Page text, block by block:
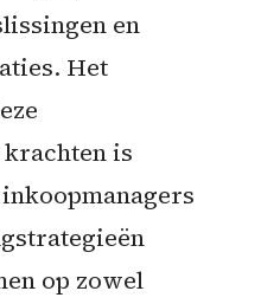
en
Het
krachten is
op zowel